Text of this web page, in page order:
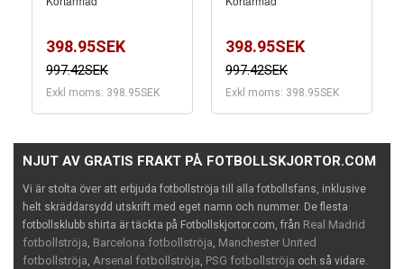
398.95SEK
997.42SEK
Exkl moms: 398.95SEK
398.95SEK
997.42SEK
Exkl moms: 398.95SEK
NJUT AV GRATIS FRAKT PÅ FOTBOLLSKJORTOR.COM
Vi är stolta över att erbjuda fotbollströja till alla fotbollsfans, inklusive
helt skräddarsydd utskrift med eget namn och nummer. De flesta
fotbollsklubb shirta är täckta på Fotbollskjortor.com, från Real Madrid
fotbollströja, Barcelona fotbollströja, Manchester United
fotbollströja, Arsenal fotbollströja, PSG fotbollströja och så vidare.